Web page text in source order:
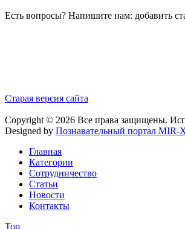
Есть вопросы? Напишите нам: добавить
Старая версия сайта
Copyright © 2026 Все права защищены.
Designed by Познавательный портал MIR-
Главная
Категории
Сотрудничество
Статьи
Новости
Контакты
Top